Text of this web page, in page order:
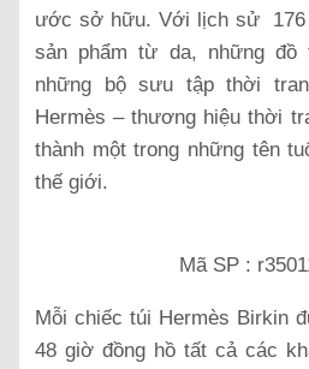
ước sở hữu. Với lịch sử 176
sản phẩm từ da, những đồ
những bộ sưu tập thời
Hermès – thương hiệu thời
thành một trong những tên
thế giới.
Mã SP :
Mỗi chiếc túi Hermès Birkin
48 giờ đồng hồ tất cả các